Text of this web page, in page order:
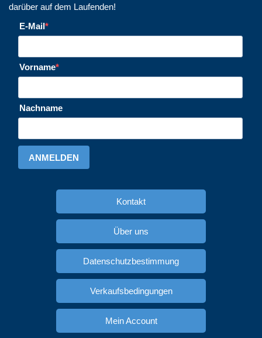
darüber auf dem Laufenden!
E-Mail
Vorname
Nachname
ANMELDEN
Kontakt
Über uns
Datenschutzbestimmung
Verkaufsbedingungen
Mein Account